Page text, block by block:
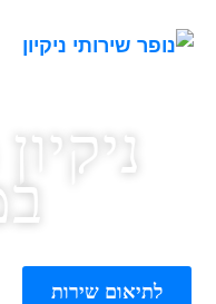
לתיאום שירות